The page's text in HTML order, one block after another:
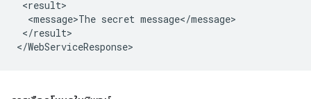
<result>
  <message>The secret message</message>
</result>